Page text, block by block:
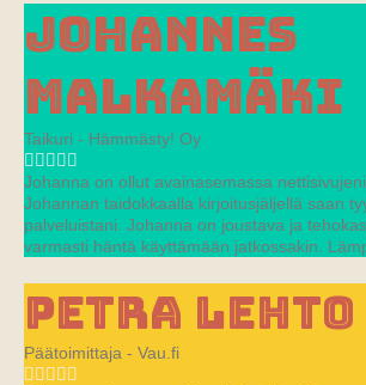
Johannes
Malkamäki
Taikuri - Hämmästy! Oy
Johanna on ollut avainasemassa
Johannan taidokkaalla kirjoitusjäljellä saan
palveluistani. Johanna on joustava ja
varmasti häntä käyttämään jatkossakin.
Petra Lehto
Päätoimittaja - Vau.fi